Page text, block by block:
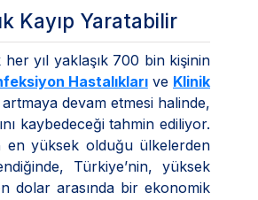
Kayıp Yaratabilir
her yıl yaklaşık 700 bin kişinin
Hastalıklarıve Klinik
devam etmesi halinde,
kaybedeceği tahmin ediliyor.
en yüksek olduğu ülkelerden
Türkiye’nin, yüksek
dolar arasında bir ekonomik